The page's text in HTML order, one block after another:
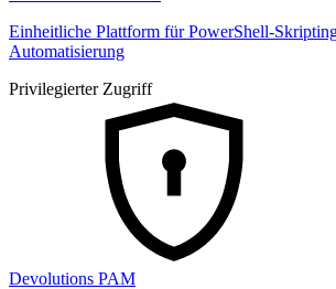
Einheitliche Plattform für PowerShell-
Automatisierung
Privilegierter Zugriff
Devolutions PAM